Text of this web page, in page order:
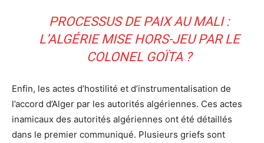
PROCESSUS DE PAIX AU MALI :
L’ALGÉRIE MISE HORS-JEU PAR LE
COLONEL GOÏTA ?
Enfin, les actes d’hostilité et d’instrumentalisation de
l’accord d’Alger par les autorités algériennes. Ces actes
inamicaux des autorités algériennes ont été détaillés
dans le premier communiqué. Plusieurs griefs sont